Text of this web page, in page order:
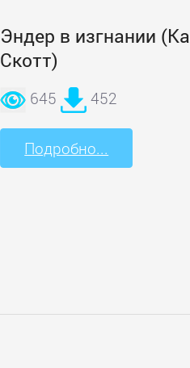
Эндер в изгнании
Скотт)
645 452
Подробно...